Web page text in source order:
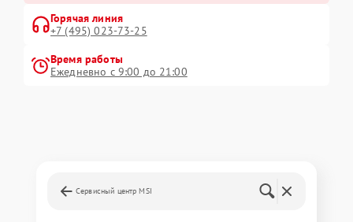
Горячая линия
+7 (495) 023-73-25
Время работы
Ежедневно с 9:00 до 21:00
Сервисный центр MSI